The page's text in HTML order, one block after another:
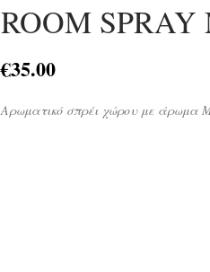
ROOM
€35.00
Αρωματικό σπρέι χώρου με άρωμα